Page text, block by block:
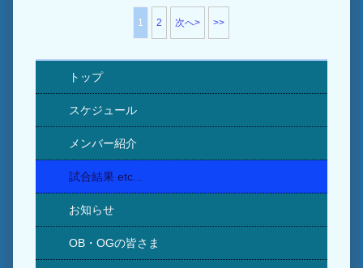
1 2 次へ> >>
トップ
スケジュール
メンバー紹介
試合結果 etc...
お知らせ
OB・OGの皆さま